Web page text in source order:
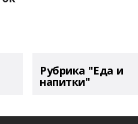
Рубрика "Еда и
напитки"